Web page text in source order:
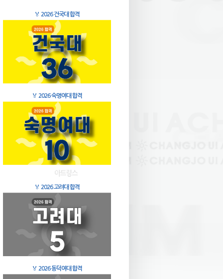
🏅 2026 건국대 합격
🏅 2026 숙명여대 합격
🏅 2026 고려대 합격
🏅 2026 동덕여대 합격